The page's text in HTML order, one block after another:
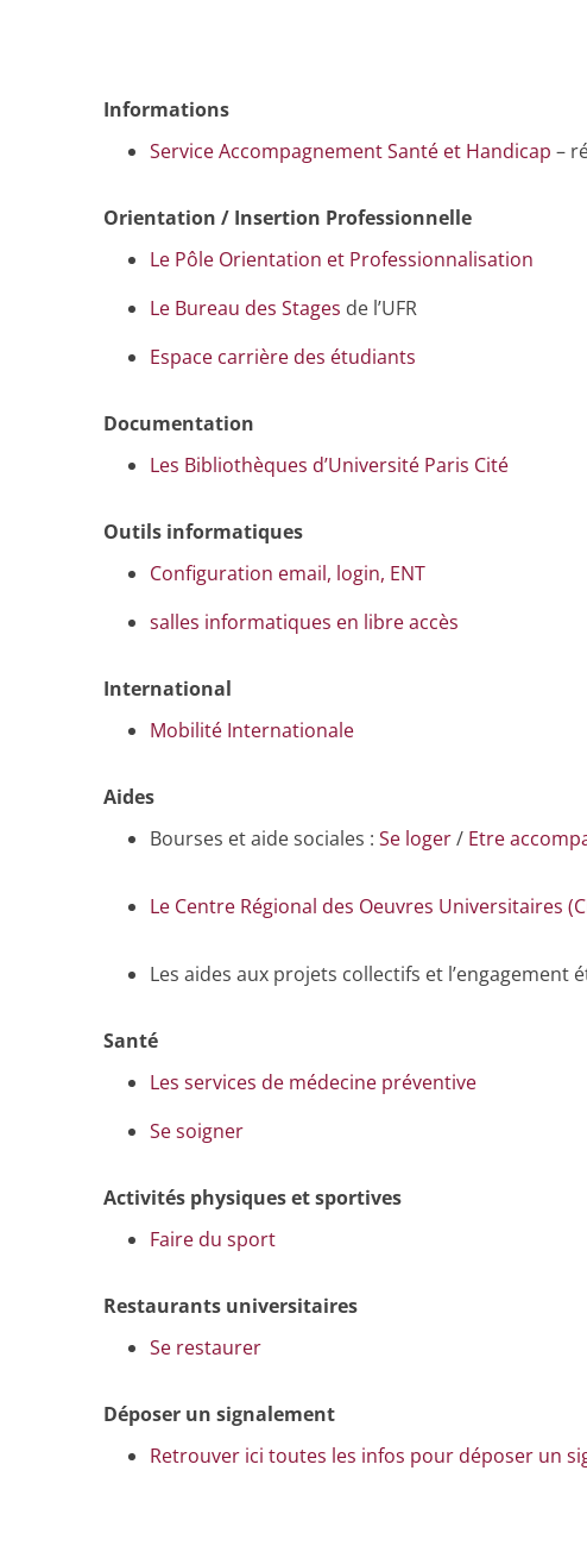
Informations
Service Accompagnement Santé et Handicap –
Orientation / Insertion Professionnelle
Le Pôle Orientation et Professionnalisation
Le Bureau des Stages de l’UFR
Espace carrière des étudiants
Documentation
Les Bibliothèques d’Université Paris Cité
Outils informatiques
Configuration email, login, ENT
salles informatiques en libre accès
International
Mobilité Internationale
Aides
Bourses et aide sociales :Se loger/ Etre
Le Centre Régional des Oeuvres Universitaires
Les aides aux projets collectifs et l’engagement
Santé
Les services de médecine préventive
Se soigner
Activités physiques et sportives
Faire du sport
Restaurants universitaires
Se restaurer
Déposer un signalement
Retrouver ici toutes les infos pour déposer un